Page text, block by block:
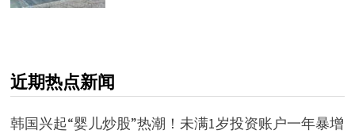
近期热点新闻
韩国兴起“婴儿炒股”热潮！未满1岁投资账户一年暴增